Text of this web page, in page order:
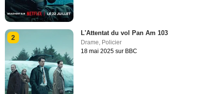
2
L'Attentat du vol Pan Am 103
Drame, Policier
18 mai 2025 sur BBC